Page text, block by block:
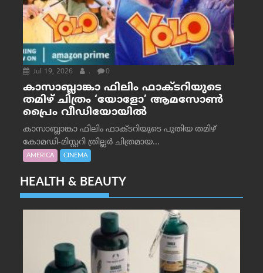
Jul 19, 2026 . 0
കാസാബ്ലാങ്കാ ഫിലിം ഫാക്ടറിയുടെ
തമിഴ് ചിത്രം ‘യോളോ’ ആമസോൺ
പ്രൈം വീഡിയോയിൽ
കാസാബ്ലാങ്കാ ഫിലിം ഫാക്ടറിയുടെ പുതിയ തമിഴ്
കോമഡി-മിസ്റ്ററി ത്രില്ലർ ചിത്രമായ...
AMERICA CINEMA
HEALTH & BEAUTY